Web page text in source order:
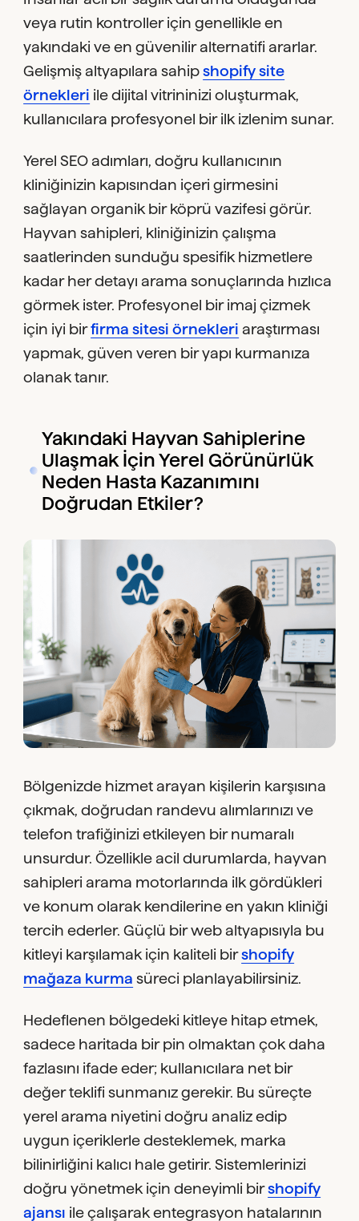
veya rutin kontroller için genellikle en
yakındaki ve en güvenilir alternatifi ararlar.
Gelişmiş altyapılara sahipshopify site
örnekleri ile dijital vitrininizi oluşturmak,
kullanıcılara profesyonel bir ilk izlenim sunar.
Yerel SEO adımları, doğru kullanıcının
kliniğinizin kapısından içeri girmesini
sağlayan organik bir köprü vazifesi görür.
Hayvan sahipleri, kliniğinizin çalışma
saatlerinden sunduğu spesifik hizmetlere
kadar her detayı arama sonuçlarında hızlıca
görmek ister. Profesyonel bir imaj çizmek
için iyi birfirma sitesi örnekleri araştırması
yapmak, güven veren bir yapı kurmanıza
olanak tanır.
Yakındaki Hayvan Sahiplerine
Ulaşmak İçin Yerel Görünürlük
Neden Hasta Kazanımını
Doğrudan Etkiler?
Bölgenizde hizmet arayan kişilerin karşısına
çıkmak, doğrudan randevu alımlarınızı ve
telefon trafiğinizi etkileyen bir numaralı
unsurdur. Özellikle acil durumlarda, hayvan
sahipleri arama motorlarında ilk gördükleri
ve konum olarak kendilerine en yakın kliniği
tercih ederler. Güçlü bir web altyapısıyla bu
kitleyi karşılamak için kaliteli birshopify
mağaza kurma süreci planlayabilirsiniz.
Hedeflenen bölgedeki kitleye hitap etmek,
sadece haritada bir pin olmaktan çok daha
fazlasını ifade eder; kullanıcılara net bir
değer teklifi sunmanız gerekir. Bu süreçte
yerel arama niyetini doğru analiz edip
uygun içeriklerle desteklemek, marka
bilinirliğini kalıcı hale getirir. Sistemlerinizi
doğru yönetmek için deneyimli birshopify
ajansı ile çalışarak entegrasyon hatalarının